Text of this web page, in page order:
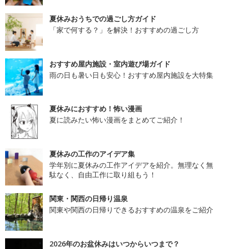
夏休みおうちでの過ごし方ガイド
「家で何する？」を解決！おすすめの過ごし方
おすすめ屋内施設・室内遊び場ガイド
雨の日も暑い日も安心！おすすめ屋内施設を大特集
夏休みにおすすめ！怖い漫画
夏に読みたい怖い漫画をまとめてご紹介！
夏休みの工作のアイデア集
学年別に夏休みの工作アイデアを紹介。無理なく無
駄なく、自由工作に取り組もう！
関東・関西の日帰り温泉
関東や関西の日帰りできるおすすめの温泉をご紹介
2026年のお盆休みはいつからいつまで？